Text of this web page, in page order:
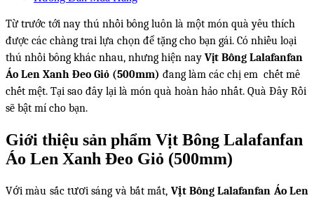
Từ trước tới nay thú nhồi bông luôn là một món quà yêu thích
được các chàng trai lựa chọn để tặng cho bạn gái. Có nhiều loại
thú nhồi bông khác nhau, nhưng hiện nay Vịt Bông Lalafanfan
Áo Len Xanh Đeo Giỏ (500mm) đang làm các chị em chết mê
chết mệt. Tại sao đây lại là món quà hoàn hảo nhất. Quà Đây Rồi
sẽ bật mí cho bạn.
Giới thiệu sản phẩm Vịt Bông Lalafanfan
Áo Len Xanh Đeo Giỏ (500mm)
Với màu sắc tươi sáng và bắt mắt, Vịt Bông Lalafanfan Áo Len